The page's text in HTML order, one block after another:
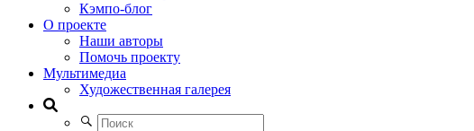
Кэмпо-блог
О проекте
Наши авторы
Помочь проекту
Мультимедиа
Художественная галерея